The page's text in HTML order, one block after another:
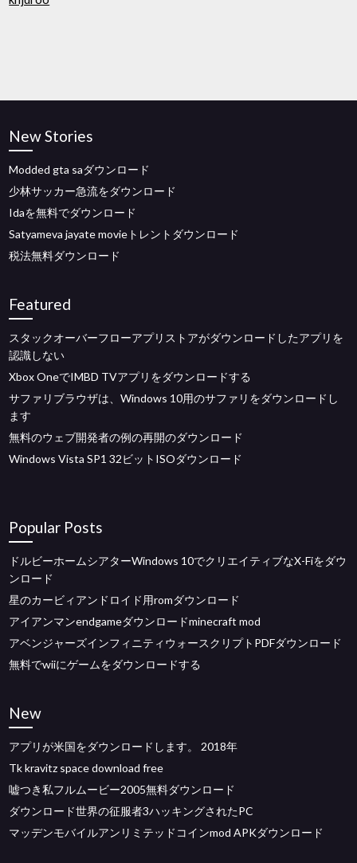
New Stories
Modded gta saダウンロード
少林サッカー急流をダウンロード
Idaを無料でダウンロード
Satyameva jayate movieトレントダウンロード
税法無料ダウンロード
Featured
スタックオーバーフローアプリストアがダウンロードしたアプリを
認識しない
Xbox OneでIMBD TVアプリをダウンロードする
サファリブラウザは、Windows 10用のサファリをダウンロードし
ます
無料のウェブ開発者の例の再開のダウンロード
Windows Vista SP1 32ビットISOダウンロード
Popular Posts
ドルビーホームシアターWindows 10でクリエイティブなX-Fiをダウ
ンロード
星のカービィアンドロイド用romダウンロード
アイアンマンendgameダウンロードminecraft mod
アベンジャーズインフィニティウォースクリプトPDFダウンロード
無料でwiiにゲームをダウンロードする
New
アプリが米国をダウンロードします。 2018年
Tk kravitz space download free
嘘つき私フルムービー2005無料ダウンロード
ダウンロード世界の征服者3ハッキングされたPC
マッデンモバイルアンリミテッドコインmod APKダウンロード